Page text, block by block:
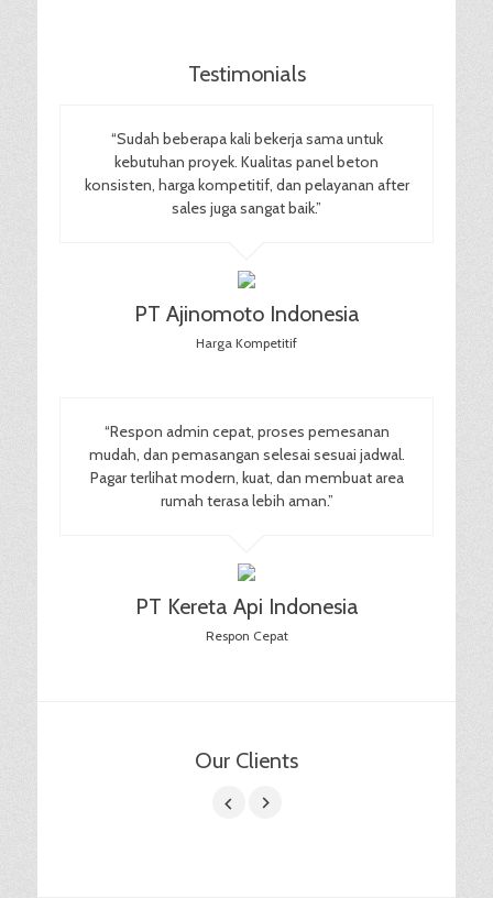
Testimonials
“Sudah beberapa kali bekerja sama untuk
kebutuhan proyek. Kualitas panel beton
konsisten, harga kompetitif, dan pelayanan after
sales juga sangat baik.”
PT Ajinomoto Indonesia
Harga Kompetitif
“Respon admin cepat, proses pemesanan
mudah, dan pemasangan selesai sesuai jadwal.
Pagar terlihat modern, kuat, dan membuat area
rumah terasa lebih aman.”
PT Kereta Api Indonesia
Respon Cepat
Our Clients